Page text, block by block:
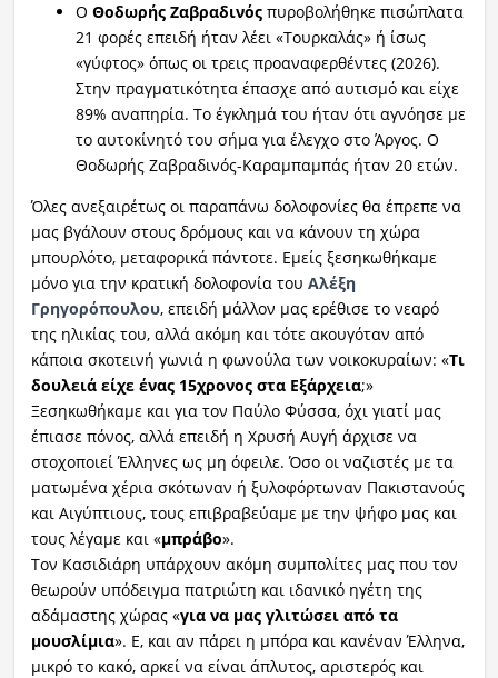
Ο Θοδωρής Ζαβραδινόςπυροβολήθηκε πισώπλατα
21 φορές επειδή ήταν λέει «Τουρκαλάς» ή ίσως
«γύφτος» όπως οι τρεις προαναφερθέντες (2026).
Στην πραγματικότητα έπασχε από αυτισμό και είχε
89% αναπηρία. Το έγκλημά του ήταν ότι αγνόησε με
το αυτοκίνητό του σήμα για έλεγχο στο Άργος. Ο
Θοδωρής Ζαβραδινός-Καραμπαμπάς ήταν 20 ετών.
Όλες ανεξαιρέτως οι παραπάνω δολοφονίες θα έπρεπε να
μας βγάλουν στους δρόμους και να κάνουν τη χώρα
μπουρλότο, μεταφορικά πάντοτε. Εμείς ξεσηκωθήκαμε
μόνο για την κρατική δολοφονία του Αλέξη
Γρηγορόπουλου, επειδή μάλλον μας ερέθισε το νεαρό
της ηλικίας του, αλλά ακόμη και τότε ακουγόταν από
κάποια σκοτεινή γωνιά η φωνούλα των νοικοκυραίων: «Τι
δουλειά είχε ένας 15χρονος στα Εξάρχεια;»
Ξεσηκωθήκαμε και για τον Παύλο Φύσσα, όχι γιατί μας
έπιασε πόνος, αλλά επειδή η Χρυσή Αυγή άρχισε να
στοχοποιεί Έλληνες ως μη όφειλε. Όσο οι ναζιστές με τα
ματωμένα χέρια σκότωναν ή ξυλοφόρτωναν Πακιστανούς
και Αιγύπτιους, τους επιβραβεύαμε με την ψήφο μας και
τους λέγαμε και «μπράβο».
Τον Κασιδιάρη υπάρχουν ακόμη συμπολίτες μας που τον
θεωρούν υπόδειγμα πατριώτη και ιδανικό ηγέτη της
αδάμαστης χώρας «για να μας γλιτώσει από τα
μουσλίμια». Ε, και αν πάρει η μπόρα και κανέναν Έλληνα,
μικρό το κακό, αρκεί να είναι άπλυτος, αριστερός και